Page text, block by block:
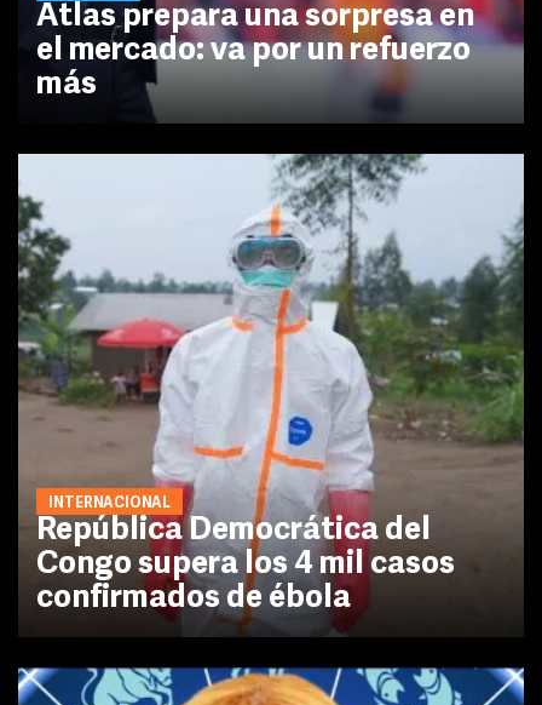
Atlas prepara una sorpresa en
el mercado: va por un refuerzo
más
INTERNACIONAL
República Democrática del
Congo supera los 4 mil casos
confirmados de ébola